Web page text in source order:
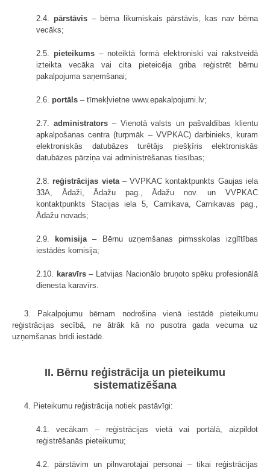
2.4. pārstāvis– bērna likumiskais pārstāvis, kas nav bērna
vecāks;
2.5. pieteikums – noteiktā formā elektroniski vai rakstveidā
izteikta vecāka vai cita pieteicēja griba reģistrēt bērnu
pakalpojuma saņemšanai;
2.6. portāls – tīmekļvietne www.epakalpojumi.lv;
2.7. administrators– Vienotā valsts un pašvaldības klientu
apkalpošanas centra (turpmāk – VVPKAC) darbinieks, kuram
elektroniskās datubāzes turētājs piešķīris elektroniskās
datubāzes pārziņa vai administrēšanas tiesības;
2.8. reģistrācijas vieta– VVPKAC kontaktpunkts Gaujas iela
33A, Ādaži, Ādažu pag., Ādažu nov. un VVPKAC
kontaktpunkts Stacijas iela 5, Carnikava, Carnikavas pag.,
Ādažu novads;
2.9. komisija – Bērnu uzņemšanas pirmsskolas izglītības
iestādēs komisija;
2.10. karavīrs– Latvijas Nacionālo bruņoto spēku profesionālā
dienesta karavīrs.
3. Pakalpojumu bērnam nodrošina vienā iestādē pieteikumu
reģistrācijas secībā, ne ātrāk kā no pusotra gada vecuma uz
uzņemšanas brīdi iestādē.
II. Bērnu reģistrācija un pieteikumu
sistematizēšana
4. Pieteikumu reģistrācija notiek pastāvīgi:
4.1. vecākam – reģistrācijas vietā vai portālā, aizpildot
reģistrēšanās pieteikumu;
4.2. pārstāvim un pilnvarotajai personai – tikai reģistrācijas